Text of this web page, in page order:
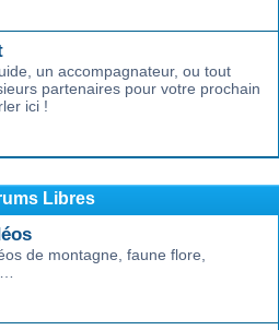
un accompagnateur, ou tout
partenaires pour votre prochain
ici !
Libres
de montagne, faune flore,